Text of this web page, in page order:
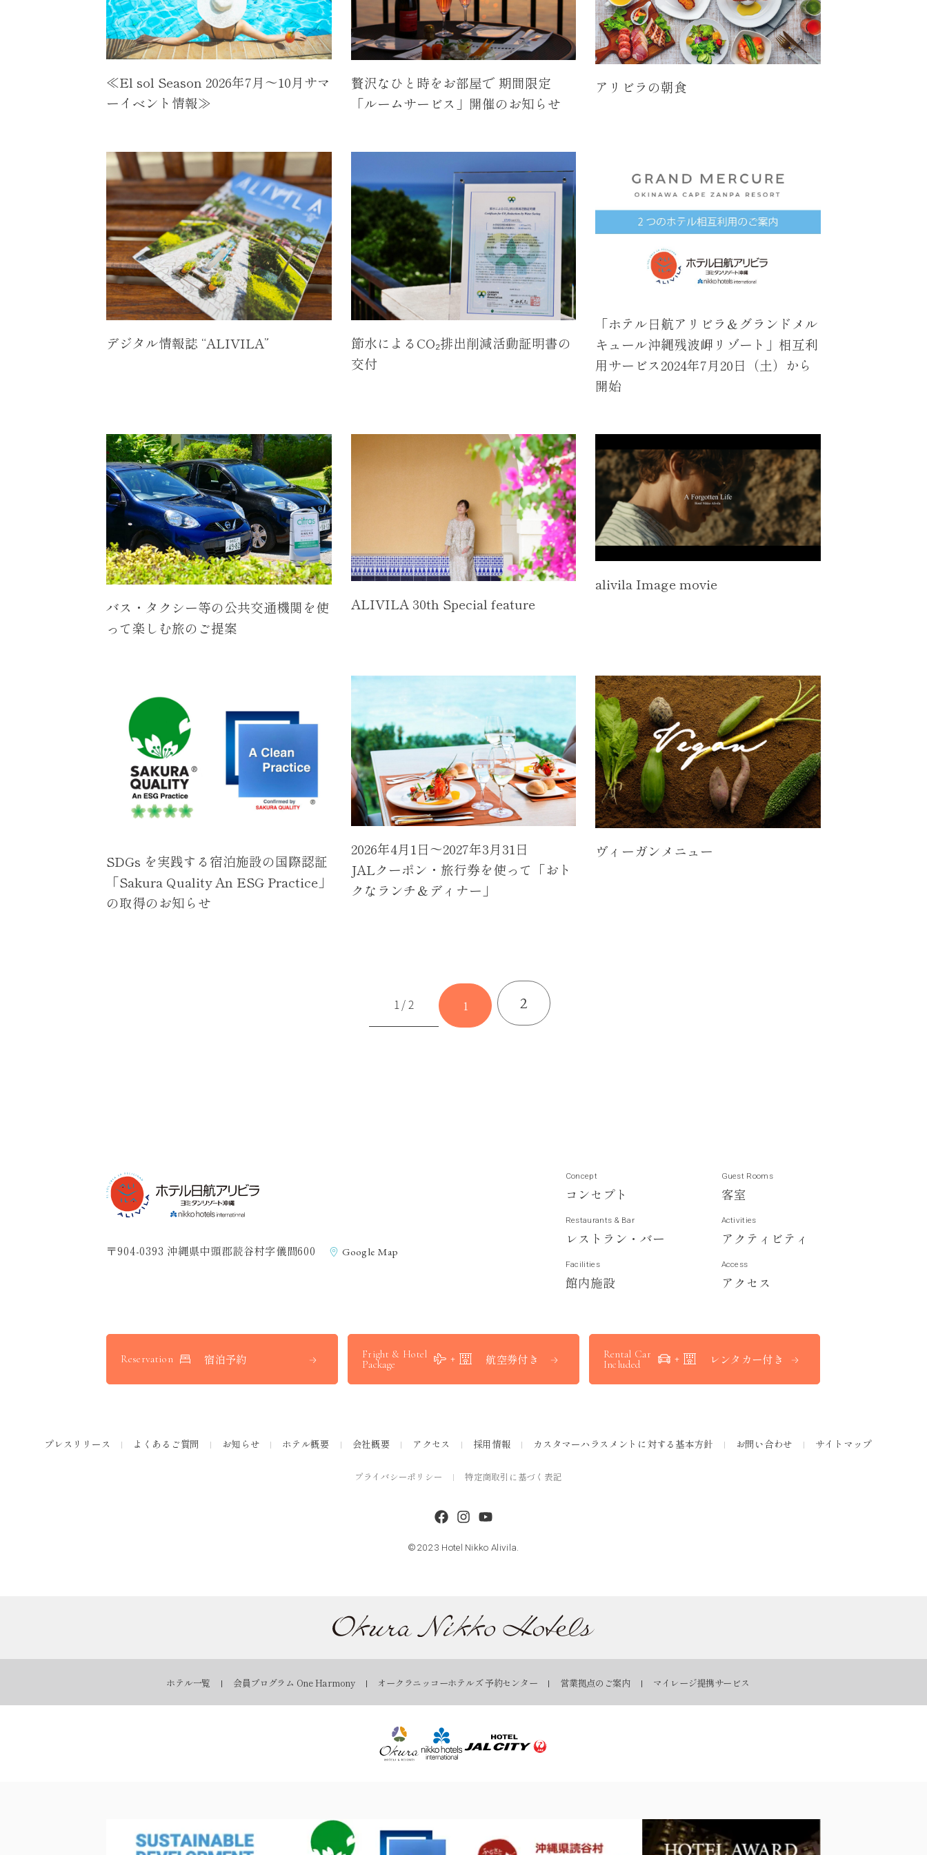
≪El sol Season 2026年7月～10月サマ
ーイベント情報≫
贅沢なひと時をお部屋で 期間限定
「ルームサービス」開催のお知らせ
アリビラの朝食
デジタル情報誌 “ALIVILA”
節水によるCO₂排出削減活動証明書の
交付
「ホテル日航アリビラ＆グランドメル
キュール沖縄残波岬リゾート」相互利
用サービス2024年7月20日（土）から
開始
バス・タクシー等の公共交通機関を使
って楽しむ旅のご提案
ALIVILA 30th Special feature
alivila Image movie
SDGs を実践する宿泊施設の国際認証
「Sakura Quality An ESG Practice」
の取得のお知らせ
2026年4月1日～2027年3月31日
JALクーポン・旅行券を使って「おト
クなランチ＆ディナー」
ヴィーガンメニュー
1 / 2 1 2
〒904-0393 沖縄県中頭郡読谷村字儀間600 Google Map
Concept
コ ンセ プト
Guest Rooms
客室
Restaurants & Bar
レス ト ラ ン ・ バー
Activities
ア ク テ ィ ビ テ ィ
Facilities
館内施設
Access
ア ク セ ス
Reservation 宿泊予約
Fright & Hotel
Package
航空券付き
Rental Car
Included
レンタカー付き
プレスリリース よくあるご質問 お知らせ ホテル概要 会社概要 アクセス 採用情報 カスタマーハラスメントに対する基本方針 お問い合わせ サイトマップ
プライバシーポリシー 特定商取引に基づく表記
©2023 Hotel Nikko Alivila.
ホテル一覧 会員プログラム One Harmony オークラニッコーホテルズ 予約センター 営業拠点のご案内 マイレージ提携サービス